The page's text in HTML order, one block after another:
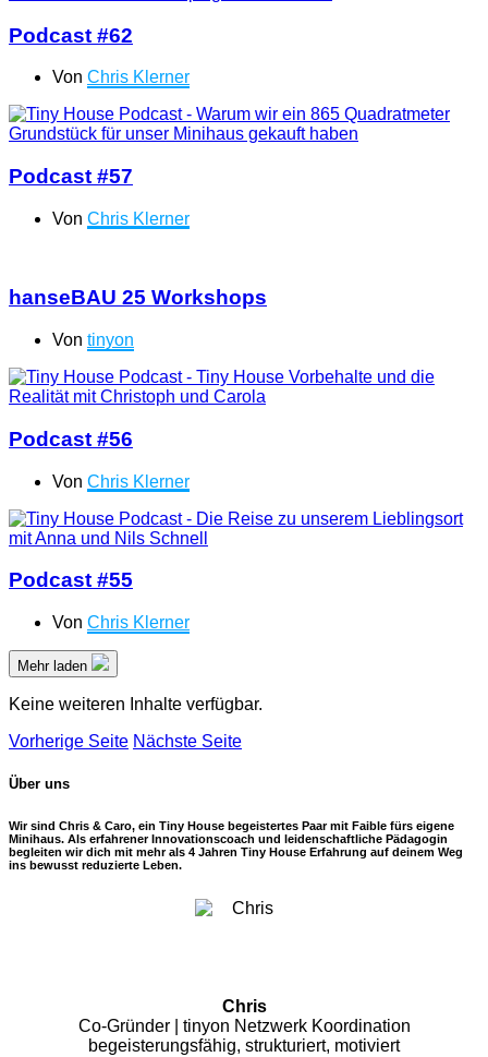
Podcast #62
Von Chris Klerner
Podcast #57
Von Chris Klerner
hanseBAU 25 Workshops
Von tinyon
Podcast #56
Von Chris Klerner
Podcast #55
Von Chris Klerner
Mehr laden
Keine weiteren Inhalte verfügbar.
Vorherige Seite Nächste Seite
Über uns
Wir sind Chris & Caro, ein Tiny House begeistertes Paar mit Faible fürs eigene
Minihaus. Als erfahrener Innovationscoach und leidenschaftliche Pädagogin
begleiten wir dich mit mehr als 4 Jahren Tiny House Erfahrung auf deinem Weg
ins bewusst reduzierte Leben.
Chris
Co-Gründer | tinyon Netzwerk Koordination
begeisterungsfähig, strukturiert, motiviert